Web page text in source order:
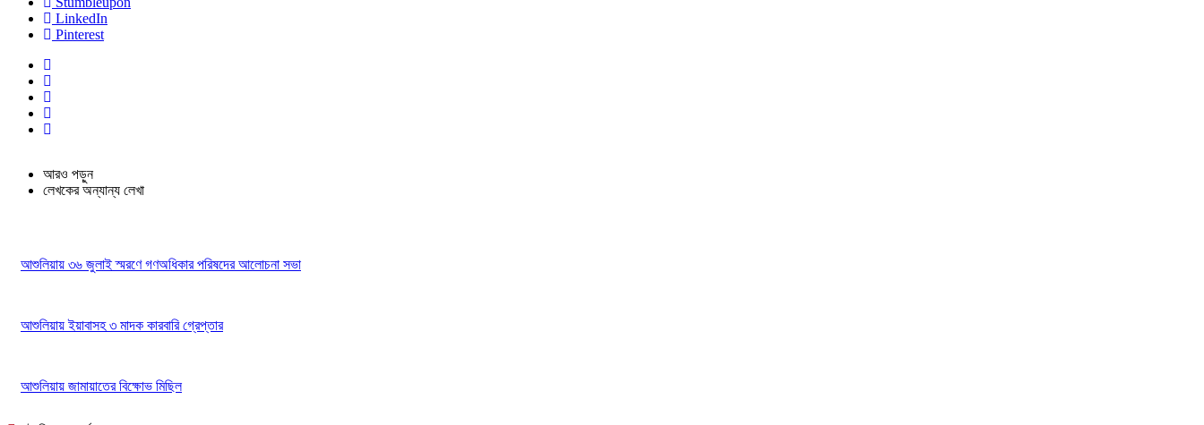
LinkedIn
Pinterest
আরও পড়ুন
লেখকের অন্যান্য লেখা
আশুলিয়ায় ৩৬ জুলাই স্মরণে গণঅধিকার পরিষদের আলোচনা সভা
আশুলিয়ায় ইয়াবাসহ ৩ মাদক কারবারি গ্রেপ্তার
আশুলিয়ায় জামায়াতের বিক্ষোভ মিছিল